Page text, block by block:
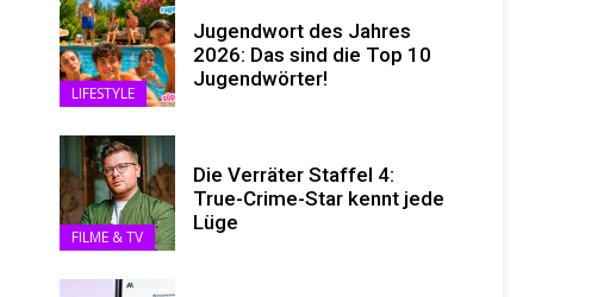
LIFESTYLE
Jugendwort des Jahres
2026: Das sind die Top 10
Jugendwörter!
FILME & TV
Die Verräter Staffel 4:
True-Crime-Star kennt jede
Lüge